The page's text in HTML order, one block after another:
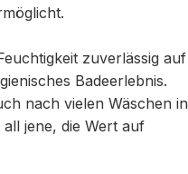
zuverlässig auf
Badeerlebnis.
nach vielen Wäschen in
jene, die Wert auf